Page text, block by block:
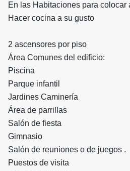
En las Habitaciones para colocar
Hacer cocina a su gusto
2 ascensores por piso
Área Comunes del edificio:
Piscina
Parque infantil
Jardines Caminería
Área de parrillas
Salón de fiesta
Gimnasio
Salón de reuniones o de juegos .
Puestos de visita